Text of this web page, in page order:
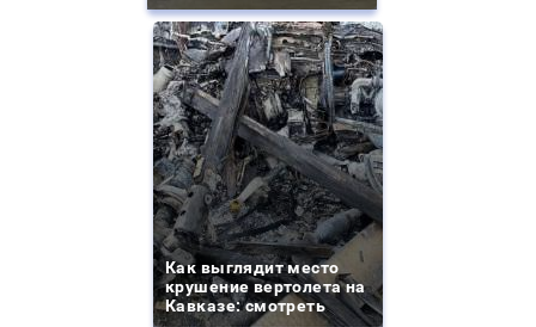
Как выглядит место
крушение вертолета на
Кавказе: смотреть